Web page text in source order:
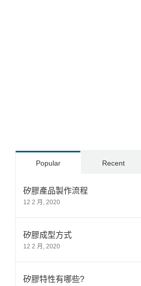
Popular Recent
矽膠產品製作流程
12 2 月, 2020
矽膠成型方式
12 2 月, 2020
矽膠特性有哪些?